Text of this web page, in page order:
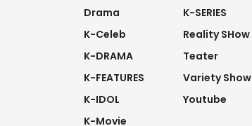
Drama
K-Celeb
K-DRAMA
K-FEATURES
K-IDOL
K-Movie
K-SERIES
Reality SHow
Teater
Variety Show
Youtube